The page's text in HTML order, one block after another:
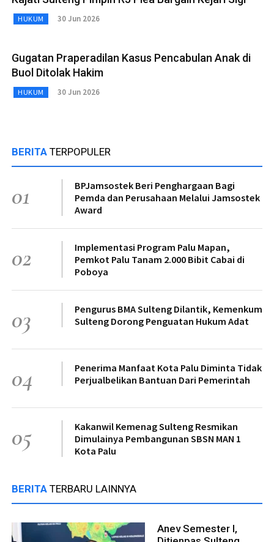
HUKUM 30 Jun 2026
Gugatan Praperadilan Kasus Pencabulan Anak di
Buol Ditolak Hakim
HUKUM 30 Jun 2026
BERITA TERPOPULER
01
BPJamsostek Beri Penghargaan Bagi
Pemda dan Perusahaan Melalui Jamsostek
Award
02
Implementasi Program Palu Mapan,
Pemkot Palu Tanam 2.000 Bibit Cabai di
Poboya
03
Pengurus BMA Sulteng Dilantik, Kemenkum
Sulteng Dorong Penguatan Hukum Adat
04
Penerima Manfaat Kota Palu Diminta Tidak
Perjualbelikan Bantuan Dari Pemerintah
05
Kakanwil Kemenag Sulteng Resmikan
Dimulainya Pembangunan SBSN MAN 1
Kota Palu
BERITA TERBARU LAINNYA
Anev Semester I,